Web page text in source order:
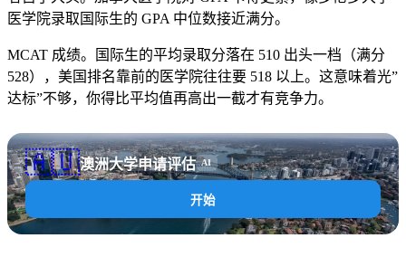
医学院录取国际生的 GPA 中位数接近满分。
MCAT 成绩。国际生的平均录取分落在 510 出头一档（满分
528），美国排名靠前的医学院往往要 518 以上。这意味着光”
达标”不够，你得比平均值再高出一截才有竞争力。
🇦🇺澳洲大学申请评估 AI
开始